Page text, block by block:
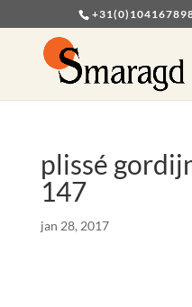
plissé
147
jan 28, 2017